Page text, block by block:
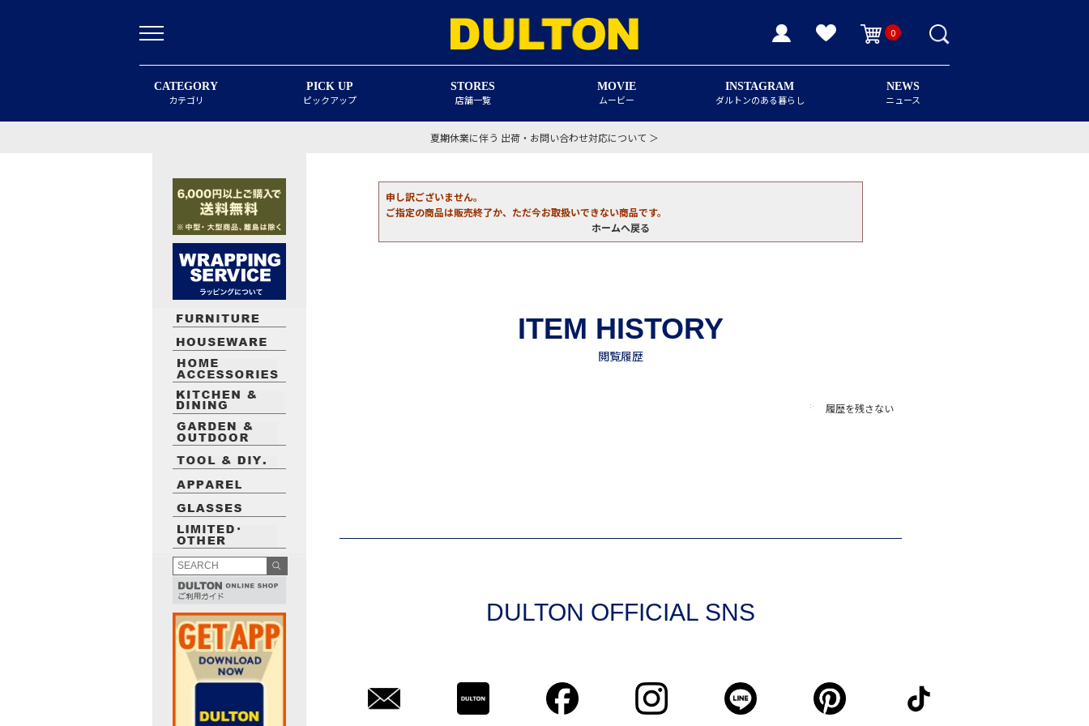
0
CATEGORY
カテゴリ
PICK UP
ピックアップ
STORES
店舗一覧
MOVIE
ムービー
INSTAGRAM
ダルトンのある暮らし
NEWS
ニュース
夏期休業に伴う 出荷・お問い合わせ対応について ＞
申し訳ございません。
ご指定の商品は販売終了か、ただ今お取扱いできない商品です。
ホームへ戻る
履歴を残さない
DULTON OFFICIAL SNS